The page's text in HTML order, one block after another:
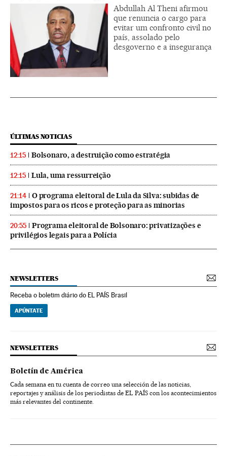
Abdullah Al Theni afirmou
que renuncia o cargo para
evitar um confronto civil no
país, assolado pelo
desgoverno e a insegurança
ÚLTIMAS NOTICIAS
12:15 Bolsonaro, a destruição como estratégia
12:15 Lula, uma ressurreição
21:14
O programa eleitoral de Lula da Silva: subidas de
impostos para os ricos e proteção para as minorias
20:55
Programa eleitoral de Bolsonaro: privatizações e
privilégios legais para a Polícia
NEWSLETTERS
Receba o boletim diário do EL PAÍS Brasil
APÚNTATE
NEWSLETTERS
Boletín de América
Cada semana en tu cuenta de correo una selección de las noticias,
reportajes y análisis de los periodistas de EL PAÍS con los acontecimientos
más relevantes del continente.